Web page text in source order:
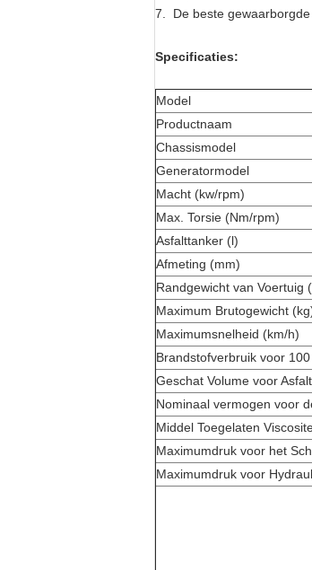
7. De beste gewaarborgde
Specificaties:
Model
Productnaam
Chassismodel
Generatormodel
Macht (kw/rpm)
Max. Torsie (Nm/rpm)
Asfalttanker (l)
Afmeting (mm)
Randgewicht van Voertuig
Maximum Brutogewicht
Maximumsnelheid (km/h)
Brandstofverbruik voor
Geschat Volume voor
Nominaal vermogen voor
Middel Toegelaten
Maximumdruk voor het
Maximumdruk voor